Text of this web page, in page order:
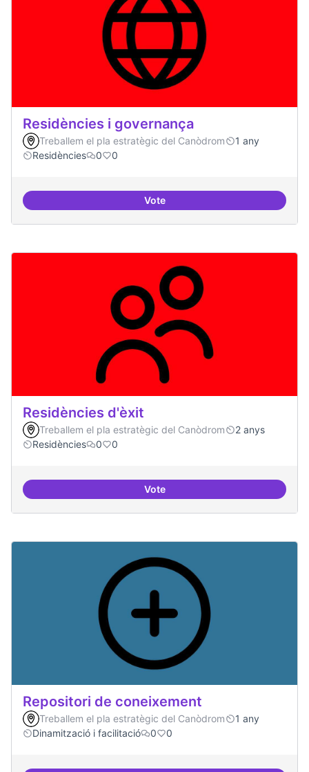
Residències i governança
Treballem el pla estratègic del Canòdrom
1 any
Residències
0 0
VoteResidències i governança
Residències d'èxit
Treballem el pla estratègic del Canòdrom
2 anys
Residències
0 0
VoteResidències d'èxit
Repositori de coneixement
Treballem el pla estratègic del Canòdrom
1 any
Dinamització i facilitació
0 0